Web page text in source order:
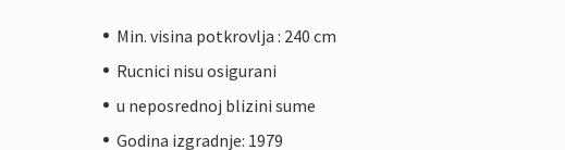
Min. visina potkrovlja : 240 cm
Rucnici nisu osigurani
u neposrednoj blizini sume
Godina izgradnje: 1979